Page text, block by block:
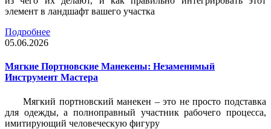
элемент в ландшафт вашего участка
Подробнее
05.06.2026
Мягкие Портновские Манекены: Незаменимый
Инструмент Мастера
Мягкий портновский манекен – это не просто подставка
для одежды, а полноправный участник рабочего процесса,
имитирующий человеческую фигуру